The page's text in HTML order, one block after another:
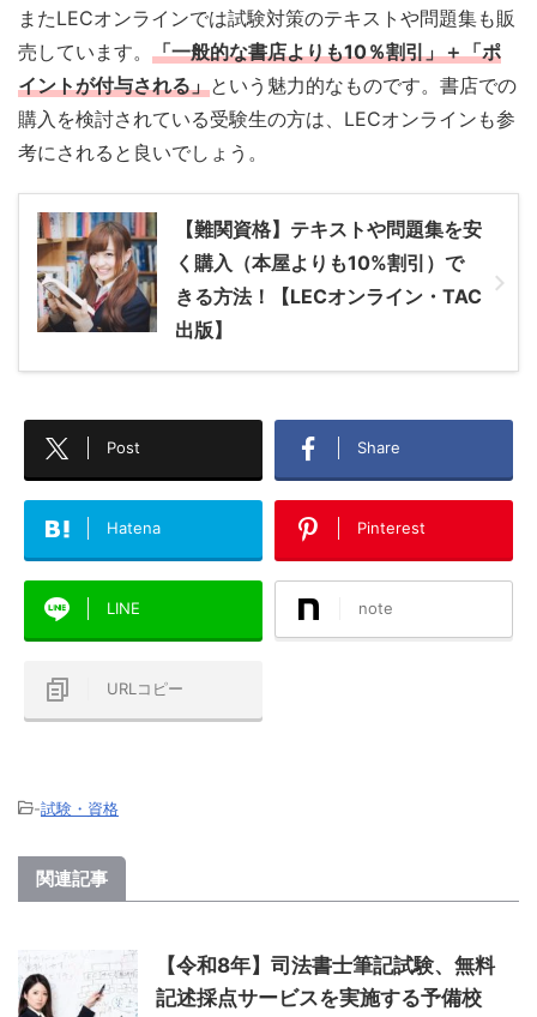
またLECオンラインでは試験対策のテキストや問題集も販
売しています。 「一般的な書店よりも10％割引」＋「ポ
イントが付与される」という魅力的なものです。書店での
購入を検討されている受験生の方は、LECオンラインも参
考にされると良いでしょう。
【難関資格】テキストや問題集を安
く購入（本屋よりも10%割引）で
きる方法！【LECオンライン・TAC
出版】
Post Share
Hatena Pinterest
LINE note
URLコピー
-試験・資格
関連記事
【令和8年】司法書士筆記試験、無料
記述採点サービスを実施する予備校